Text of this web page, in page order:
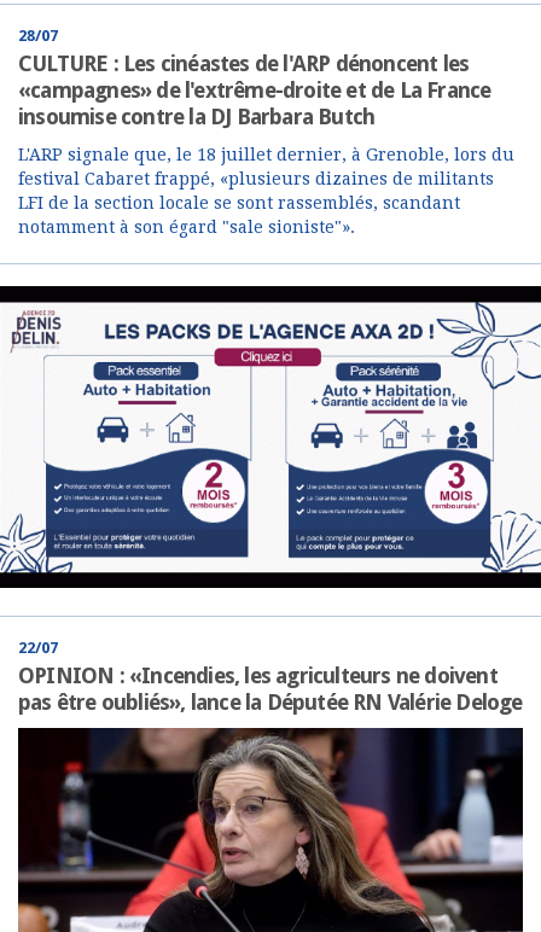
28/07
CULTURE : Les cinéastes de l'ARP dénoncent les
«campagnes» de l'extrême-droite et de La France
insoumise contre la DJ Barbara Butch
L'ARP signale que, le 18 juillet dernier, à Grenoble, lors du
festival Cabaret frappé, «plusieurs dizaines de militants
LFI de la section locale se sont rassemblés, scandant
notamment à son égard "sale sioniste"».
22/07
OPINION : «Incendies, les agriculteurs ne doivent
pas être oubliés», lance la Députée RN Valérie Deloge